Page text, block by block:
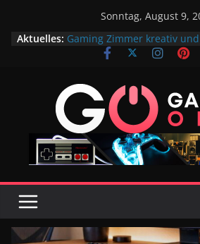
Sonntag, August 9,
Aktuelles: Gaming Zimmer kreativ
Mehr Platz fürs Gaming-
So steigert nachhaltiger
Konzentration bei langen
Möbel, die Gaming und
Wie man den Kopf nach
Sessions freibekommt